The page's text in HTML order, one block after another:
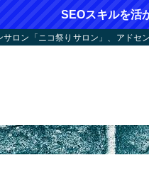
SEOスキルを活
ロン「ニコ祭りサロン」、アド